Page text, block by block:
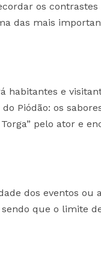
os
das mais
habitantes e
Piódão: os
pelo ator e
dos eventos ou
que o limite